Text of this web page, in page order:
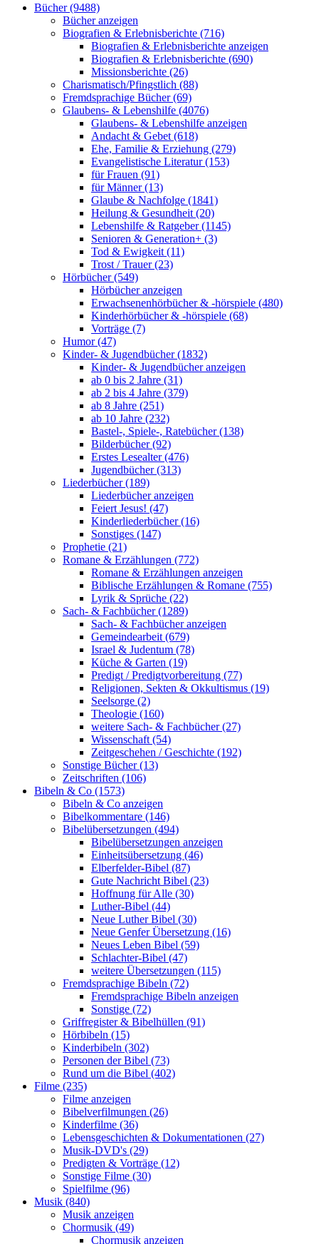
Bücher (9488)
Bücher anzeigen
Biografien & Erlebnisberichte (716)
Biografien & Erlebnisberichte anzeigen
Biografien & Erlebnisberichte (690)
Missionsberichte (26)
Charismatisch/Pfingstlich (88)
Fremdsprachige Bücher (69)
Glaubens- & Lebenshilfe (4076)
Glaubens- & Lebenshilfe anzeigen
Andacht & Gebet (618)
Ehe, Familie & Erziehung (279)
Evangelistische Literatur (153)
für Frauen (91)
für Männer (13)
Glaube & Nachfolge (1841)
Heilung & Gesundheit (20)
Lebenshilfe & Ratgeber (1145)
Senioren & Generation+ (3)
Tod & Ewigkeit (11)
Trost / Trauer (23)
Hörbücher (549)
Hörbücher anzeigen
Erwachsenenhörbücher & -hörspiele (480)
Kinderhörbücher & -hörspiele (68)
Vorträge (7)
Humor (47)
Kinder- & Jugendbücher (1832)
Kinder- & Jugendbücher anzeigen
ab 0 bis 2 Jahre (31)
ab 2 bis 4 Jahre (379)
ab 8 Jahre (251)
ab 10 Jahre (232)
Bastel-, Spiele-, Ratebücher (138)
Bilderbücher (92)
Erstes Lesealter (476)
Jugendbücher (313)
Liederbücher (189)
Liederbücher anzeigen
Feiert Jesus! (47)
Kinderliederbücher (16)
Sonstiges (147)
Prophetie (21)
Romane & Erzählungen (772)
Romane & Erzählungen anzeigen
Biblische Erzählungen & Romane (755)
Lyrik & Sprüche (22)
Sach- & Fachbücher (1289)
Sach- & Fachbücher anzeigen
Gemeindearbeit (679)
Israel & Judentum (78)
Küche & Garten (19)
Predigt / Predigtvorbereitung (77)
Religionen, Sekten & Okkultismus (19)
Seelsorge (2)
Theologie (160)
weitere Sach- & Fachbücher (27)
Wissenschaft (54)
Zeitgeschehen / Geschichte (192)
Sonstige Bücher (13)
Zeitschriften (106)
Bibeln & Co (1573)
Bibeln & Co anzeigen
Bibelkommentare (146)
Bibelübersetzungen (494)
Bibelübersetzungen anzeigen
Einheitsübersetzung (46)
Elberfelder-Bibel (87)
Gute Nachricht Bibel (23)
Hoffnung für Alle (30)
Luther-Bibel (44)
Neue Luther Bibel (30)
Neue Genfer Übersetzung (16)
Neues Leben Bibel (59)
Schlachter-Bibel (47)
weitere Übersetzungen (115)
Fremdsprachige Bibeln (72)
Fremdsprachige Bibeln anzeigen
Sonstige (72)
Griffregister & Bibelhüllen (91)
Hörbibeln (15)
Kinderbibeln (302)
Personen der Bibel (73)
Rund um die Bibel (402)
Filme (235)
Filme anzeigen
Bibelverfilmungen (26)
Kinderfilme (36)
Lebensgeschichten & Dokumentationen (27)
Musik-DVD's (29)
Predigten & Vorträge (12)
Sonstige Filme (30)
Spielfilme (96)
Musik (840)
Musik anzeigen
Chormusik (49)
Chormusik anzeigen